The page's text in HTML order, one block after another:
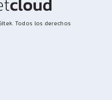
Todos los derechos